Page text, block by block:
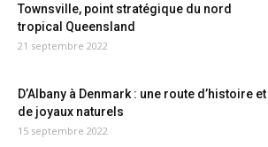
Townsville, point stratégique du nord
tropical Queensland
21 septembre 2022
D’Albany à Denmark : une route d’histoire et
de joyaux naturels
15 septembre 2022